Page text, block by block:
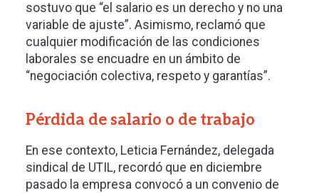
sostuvo que “el salario es un derecho y no una
variable de ajuste”. Asimismo, reclamó que
cualquier modificación de las condiciones
laborales se encuadre en un ámbito de
“negociación colectiva, respeto y garantías”.
Pérdida de salario o de trabajo
En ese contexto, Leticia Fernández, delegada
sindical de UTIL, recordó que en diciembre
pasado la empresa convocó a un convenio de